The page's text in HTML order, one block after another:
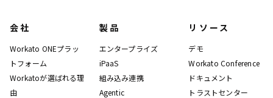
会社
Workato ONEプラッ
トフォーム
Workatoが選ばれる理
由
製品
エンタープライズ
iPaaS
組み込み連携
Agentic
リソース
デモ
Workato Conference
ドキュメント
トラストセンター